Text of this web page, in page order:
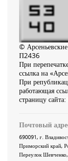
©
П2436
При
ссылка на
При
работающая
страницу сайта:
Почтовый
690091, г.
Приморский край,
Переулок Шевченко